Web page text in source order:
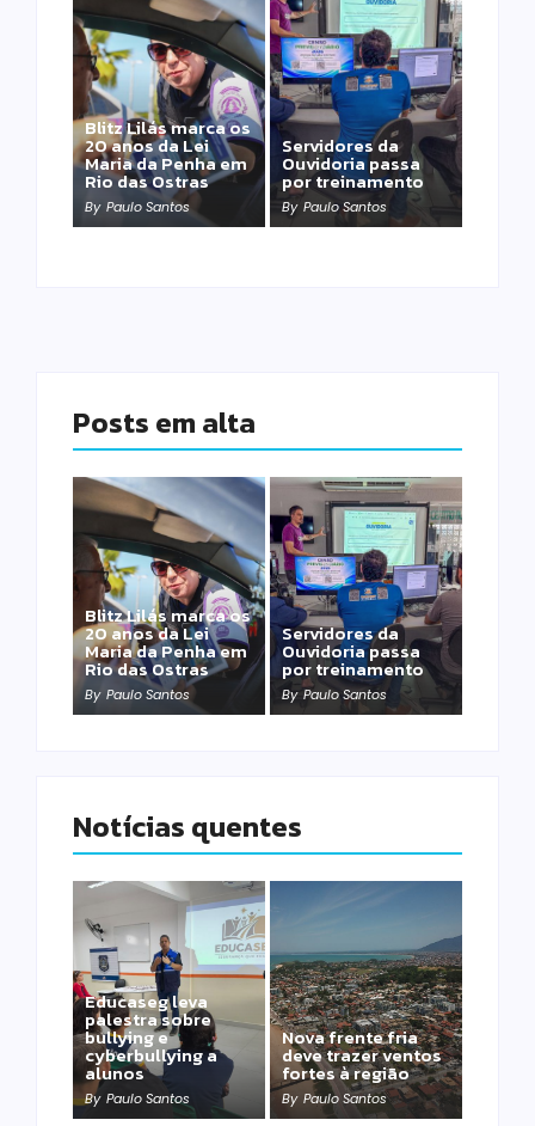
Blitz Lilás marca os
20 anos da Lei
Maria da Penha em
Rio das Ostras
By Paulo Santos
Servidores da
Ouvidoria passa
por treinamento
By Paulo Santos
Posts em alta
Blitz Lilás marca os
20 anos da Lei
Maria da Penha em
Rio das Ostras
By Paulo Santos
Servidores da
Ouvidoria passa
por treinamento
By Paulo Santos
Notícias quentes
Educaseg leva
palestra sobre
bullying e
cyberbullying a
alunos
By Paulo Santos
Nova frente fria
deve trazer ventos
fortes à região
By Paulo Santos